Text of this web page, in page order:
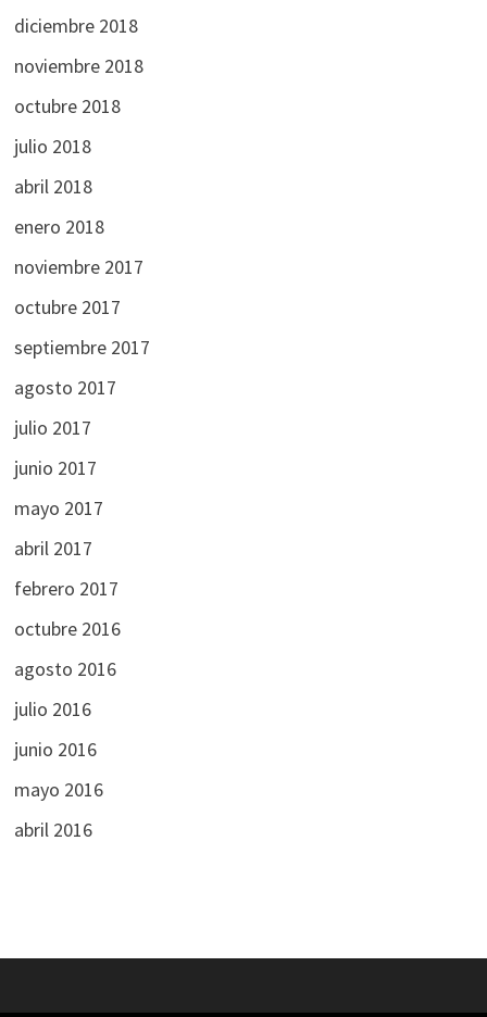
diciembre 2018
noviembre 2018
octubre 2018
julio 2018
abril 2018
enero 2018
noviembre 2017
octubre 2017
septiembre 2017
agosto 2017
julio 2017
junio 2017
mayo 2017
abril 2017
febrero 2017
octubre 2016
agosto 2016
julio 2016
junio 2016
mayo 2016
abril 2016